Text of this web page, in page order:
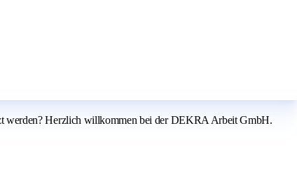
werden? Herzlich willkommen bei der DEKRA Arbeit GmbH.